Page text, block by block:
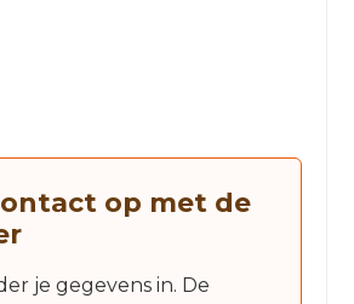
op met de
je gegevens in. De